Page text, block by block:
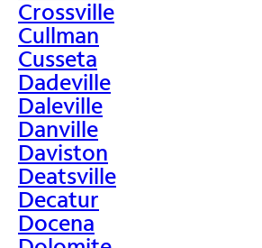
Crossville
Cullman
Cusseta
Dadeville
Daleville
Danville
Daviston
Deatsville
Decatur
Docena